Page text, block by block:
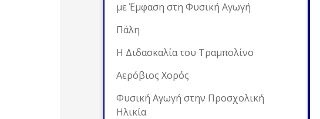
με Έμφαση στη Φυσική Αγωγή
Πάλη
Η Διδασκαλία του Τραμπολίνο
Αερόβιος Χορός
Φυσική Αγωγή στην Προσχολική
Ηλικία